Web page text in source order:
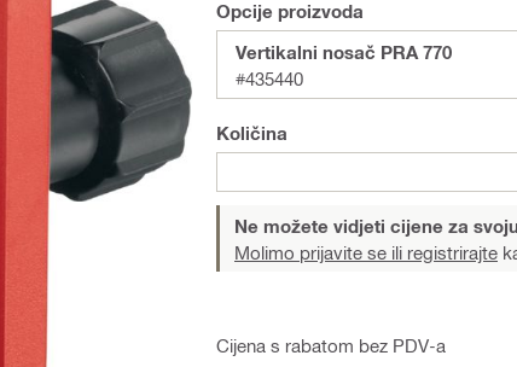
Opcije proizvoda
Vertikalni nosač PRA 770
#435440
Količina
Ne možete vidjeti cijene za
Molimo prijavite se ili registrirajte
Cijena s rabatom bez PDV-a